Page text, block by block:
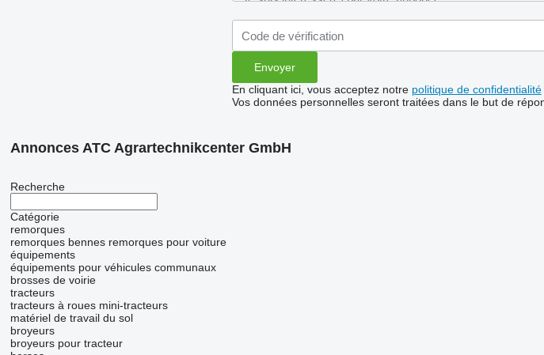
En cliquant ici, vous acceptez notre politique de confidentialité
Vos données personnelles seront traitées dans le but de
Annonces ATC Agrartechnikcenter GmbH
Recherche
Catégorie
remorques
remorques bennes remorques pour voiture
équipements
équipements pour véhicules communaux
brosses de voirie
tracteurs
tracteurs à roues mini-tracteurs
matériel de travail du sol
broyeurs
broyeurs pour tracteur